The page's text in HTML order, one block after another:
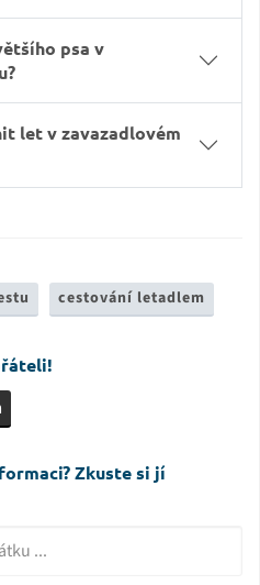
psa v
let v zavazadlovém
cestování letadlem
Zkuste si jí